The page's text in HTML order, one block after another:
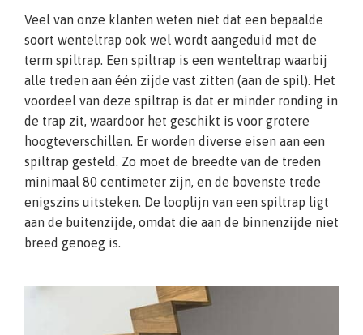
Veel van onze klanten weten niet dat een bepaalde
soort wenteltrap ook wel wordt aangeduid met de
term spiltrap. Een spiltrap is een wenteltrap waarbij
alle treden aan één zijde vast zitten (aan de spil). Het
voordeel van deze spiltrap is dat er minder ronding in
de trap zit, waardoor het geschikt is voor grotere
hoogteverschillen. Er worden diverse eisen aan een
spiltrap gesteld. Zo moet de breedte van de treden
minimaal 80 centimeter zijn, en de bovenste trede
enigszins uitsteken. De looplijn van een spiltrap ligt
aan de buitenzijde, omdat die aan de binnenzijde niet
breed genoeg is.